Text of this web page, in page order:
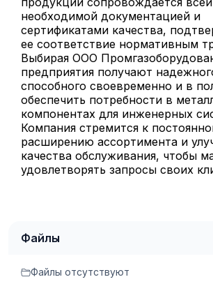
необходимой документацией и
сертификатами качества,
ее соответствие нормативным
Выбирая ООО
предприятия получают
способного своевременно и в
обеспечить потребности в
компонентах для инженерных
Компания стремится к
расширению ассортимента и
качества обслуживания, чтобы
удовлетворять запросы своих
Файлы
Файлы отсутствуют